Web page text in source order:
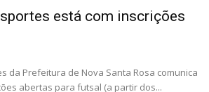
está com inscrições
da Prefeitura de Nova Santa Rosa comunica
abertas para futsal (a partir dos...